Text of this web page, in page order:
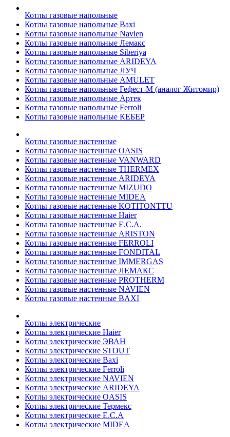
Котлы газовые напольные
Котлы газовые напольные Baxi
Котлы газовые напольные Navien
Котлы газовые напольные Лемакс
Котлы газовые напольные Siberiya
Котлы газовые напольные ARIDEYA
Котлы газовые напольные ЛУЧ
Котлы газовые напольные AMULET
Котлы газовые напольные Гефест-М (аналог Житомир)
Котлы газовые напольные Артек
Котлы газовые напольные Ferroli
Котлы газовые напольные КЕБЕР
Котлы газовые настенные
Котлы газовые настенные OASIS
Котлы газовые настенные VANWARD
Котлы газовые настенные THERMEX
Котлы газовые настенные ARIDEYA
Котлы газовые настенные MIZUDO
Котлы газовые настенные MIDEA
Котлы газовые настенные KOTITONTTU
Котлы газовые настенные Haier
Котлы газовые настенные E.C.A.
Котлы газовые настенные ARISTON
Котлы газовые настенные FERROLI
Котлы газовые настенные FONDITAL
Котлы газовые настенные IMMERGAS
Котлы газовые настенные ЛЕМАКС
Котлы газовые настенные PROTHERM
Котлы газовые настенные NAVIEN
Котлы газовые настенные BAXI
Котлы электрические
Котлы электрические Haier
Котлы электрические ЭВАН
Котлы электрические STOUT
Котлы электрические Baxi
Котлы электрические Ferroli
Котлы электрические NAVIEN
Котлы электрические ARIDEYA
Котлы электрические OASIS
Котлы электрические Термекс
Котлы электрические E.C.A
Котлы электрические MIDEA